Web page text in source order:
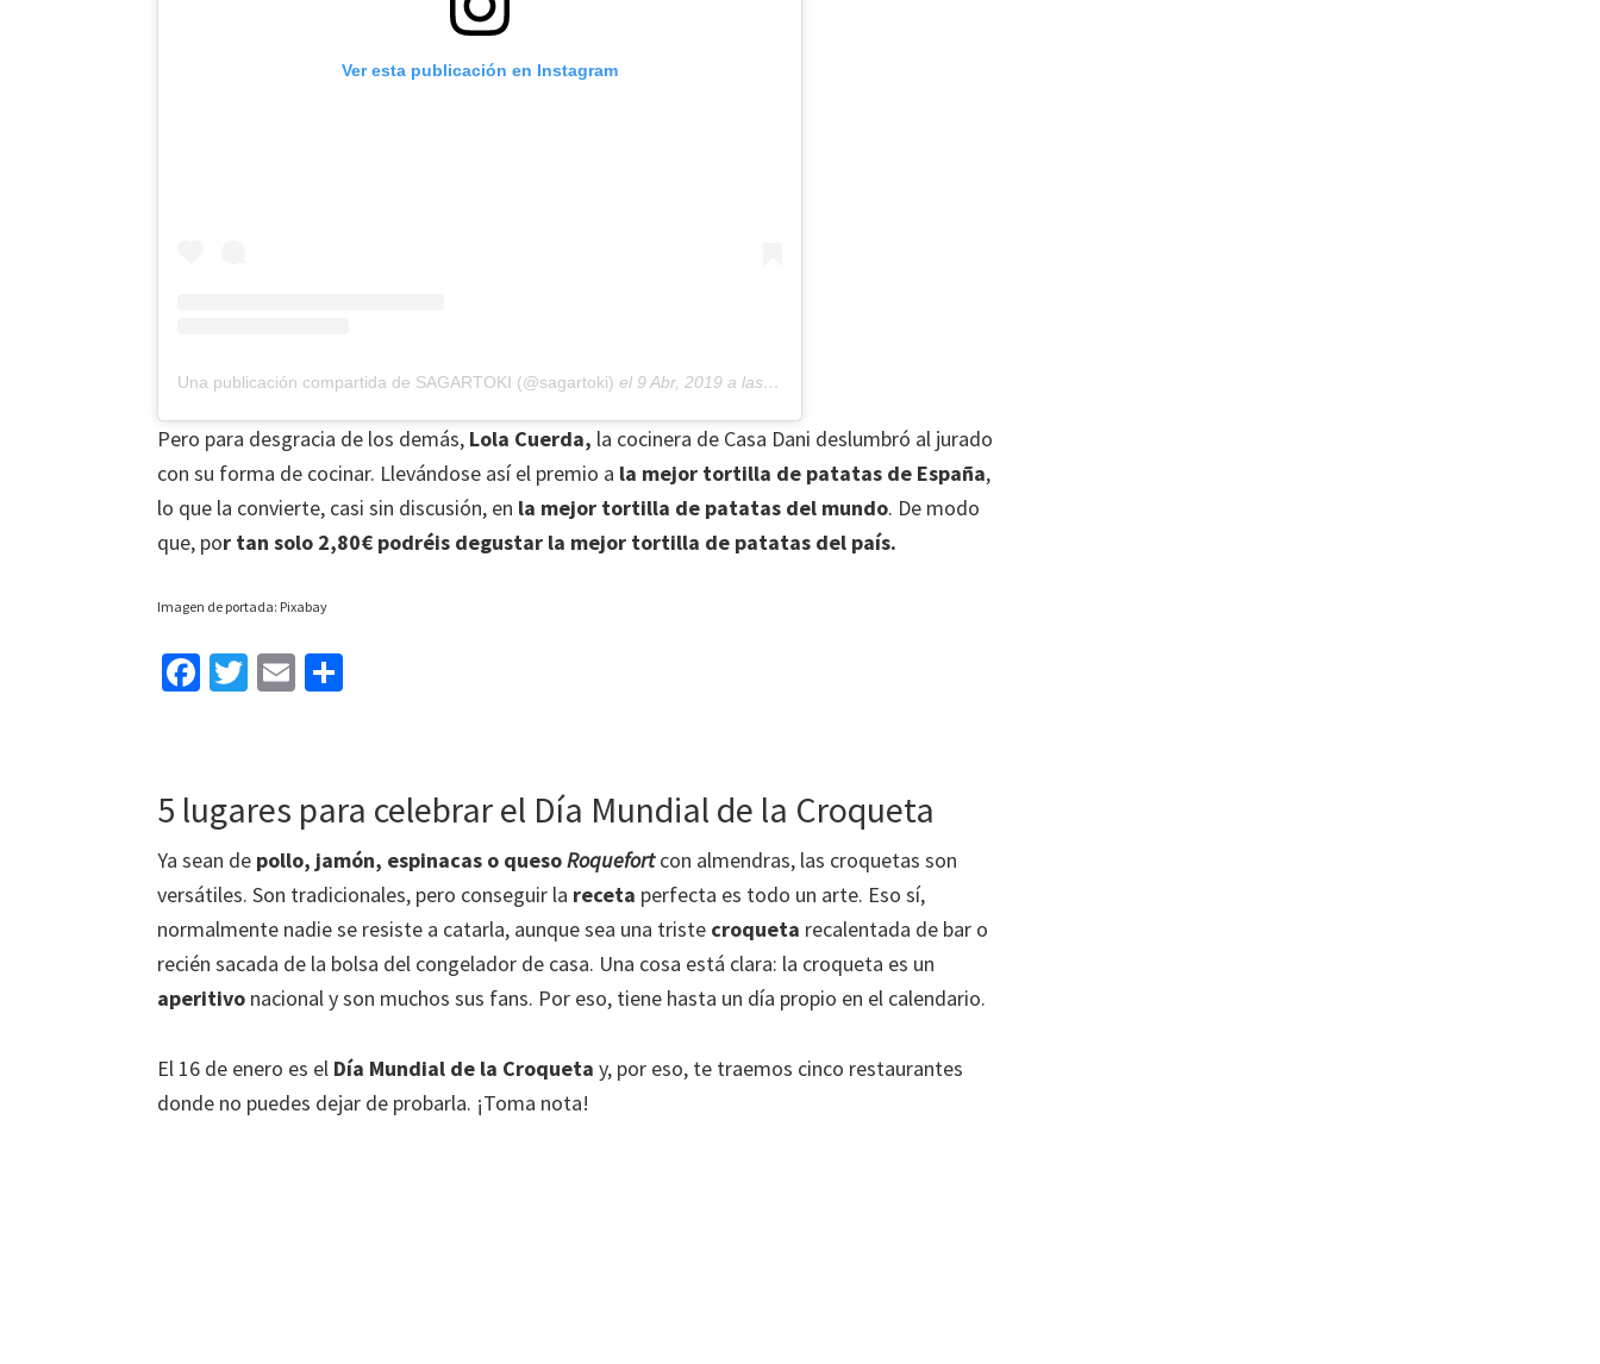
Ver esta publicación en Instagram
Una publicación compartida de SAGARTOKI (@sagartoki) el 9 Abr, 2019 a las 7:34 PDT
Pero para desgracia de los demás, Lola Cuerda, la cocinera de Casa Dani deslumbró al jurado
con su forma de cocinar. Llevándose así el premio a la mejor tortilla de patatas de España,
lo que la convierte, casi sin discusión, en la mejor tortilla de patatas del mundo. De modo
que, por tan solo 2,80€ podréis degustar la mejor tortilla de patatas del país.
Imagen de portada: Pixabay
Fa
o
k
T
E
ar
tir
5 lugares para celebrar el Día Mundial de la Croqueta
Ya sean de pollo, jamón, espinacas o quesoRoquefortcon almendras, las croquetas son
versátiles. Son tradicionales, pero conseguir la receta perfecta es todo un arte. Eso sí,
normalmente nadie se resiste a catarla, aunque sea una triste croqueta recalentada de bar o
recién sacada de la bolsa del congelador de casa. Una cosa está clara: la croqueta es un
aperitivo nacional y son muchos sus fans. Por eso, tiene hasta un día propio en el calendario.
El 16 de enero es el Día Mundial de la Croqueta y, por eso, te traemos cinco restaurantes
donde no puedes dejar de probarla. ¡Toma nota!